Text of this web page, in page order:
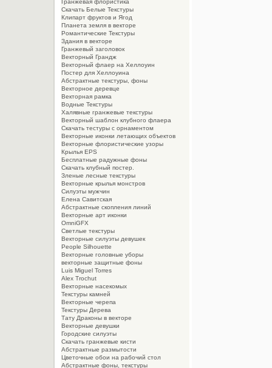
Гранжевая флористика
Скачать Белые Текстуры
Клипарт фруктов и Ягод
Планета земля в векторе
Романтические Текстуры
Здания в векторе
Гранжевый заголовок
Векторный Грандж
Векторный флаер на Хеллоуин
Постер для Хеллоуина
Абстрактные текстуры, фоны
Векторное деревце
Векторная рамка
Водные Текстуры
Халявные гранжевые текстуры
Векторный шаблон клубного флаера
Скачать тестуры с орнаментом
Векторные иконки летающих объектов
Векторные флористические узоры
Крылья EPS
Бесплатные радужные фоны
Скачать клубный постер.
Зленые лесные текстуры
Векторные крылья монстров
Силуэты мужчин
Елена Савитская
Абстрактные скопления линий
Векторные арт иконки
OmniGFX
Светлые текстуры
Векторные силуэты девушек
People Silhouette
Векторные головные уборы
векторные защитные фоны
Luis Miguel Torres
Alex Trochut
Векторные насекомых
Текстуры камней
Векторные черепа
Текстуры Дерева
Тату Драконы в векторе
Векторные девушки
Городские силуэты
Скачать гранжевые кисти
Абстрактные размытости
Цветочные обои на рабочий стол
Абстрактные фоны, текстуры